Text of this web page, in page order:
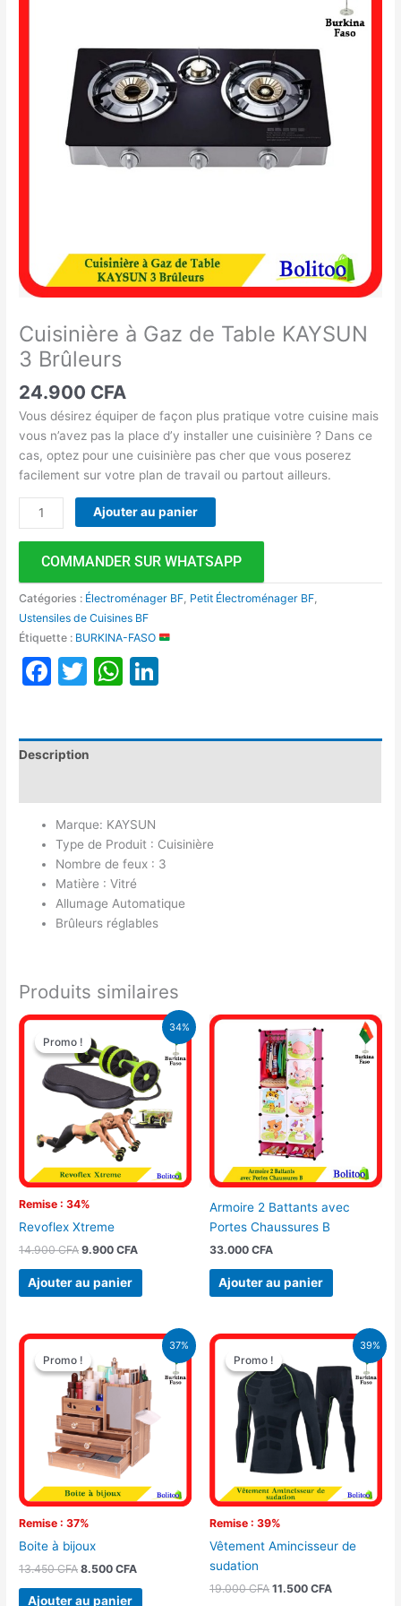
Cuisinière à Gaz de Table KAYSUN
3 Brûleurs
24.900 CFA
Vous désirez équiper de façon plus pratique votre cuisine mais
vous n’avez pas la place d’y installer une cuisinière ? Dans ce
cas, optez pour une cuisinière pas cher que vous poserez
facilement sur votre plan de travail ou partout ailleurs.
Ajouter au panier
COMMANDER SUR WHATSAPP
Catégories : Électroménager BF Petit Électroménager BF
Ustensiles de Cuisines BF
Étiquette : BURKINA-FASO
Facebook
TwitterWhatsApp
Description
Marque: KAYSUN
Type de Produit : Cuisinière
Nombre de feux : 3
Matière : Vitré
Allumage Automatique
Brûleurs réglables
Produits similaires
34%
Promo !
Remise : 34%
Promo !
Revoflex Xtreme
14.900CFA
Le
prix
initial
était :
14.900 CFA.
9.900CFA
Le
est :
9.900 CFA.
Ajouter au panier
Armoire 2 Battants avec
Portes Chaussures B
33.000 CFA
Ajouter au panier
37%
Promo !
Remise : 37%
Promo !
Boite à bijoux
13.450CFA
Le
prix
initial
était :
13.450 CFA.
8.500CFA
Le
actuel
est :
8.500 CFA.
Ajouter au panier
39%
Promo !
Remise : 39%
Promo !
Vêtement Amincisseur de
sudation
19.000CFA
Le
prix
initial
était :
19.000 CFA.
11.500 CFA
Le
actuel
est :
11.500 CFA.